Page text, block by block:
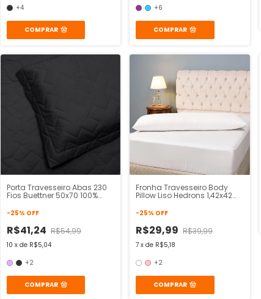
+4
COMPRAR
+6
COMPRAR
Porta Travesseiro Abas 230
Fios Buettner 50x70 100%
-25% OFF
R$41,24 R$54,99
10 x de R$5,04
+2
COMPRAR
Fronha Travesseiro Body
Pillow Liso Hedrons 1,42x42
-25% OFF
R$29,99 R$39,99
7 xde R$5,18
+2
COMPRAR